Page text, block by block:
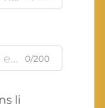
0/200
li